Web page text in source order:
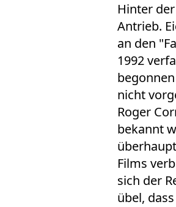
Hinter
Antrieb.
an den
1992
nicht
Roger
bekannt
Films
sich der
übel,